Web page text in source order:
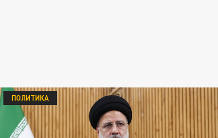
ПОЛИТИКА